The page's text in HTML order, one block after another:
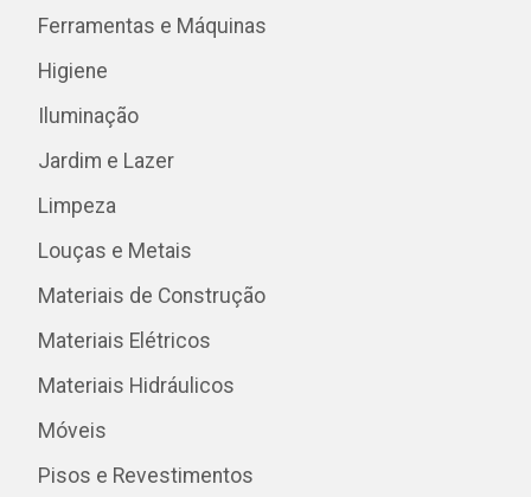
Ferramentas e Máquinas
Higiene
Iluminação
Jardim e Lazer
Limpeza
Louças e Metais
Materiais de Construção
Materiais Elétricos
Materiais Hidráulicos
Móveis
Pisos e Revestimentos